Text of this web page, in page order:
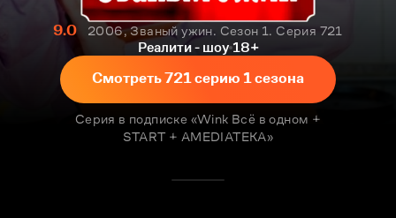
9.0
2006, Званый ужин. Сезон 1. Серия 721
Реалити - шоу 18+
Смотреть 721 серию 1 сезона
Серия в подписке «Wink Всё в одном +
START + AMEDIATEKA»